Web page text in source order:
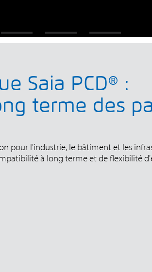
Saia PCD® :
terme des
pour l'industrie, le bâtiment et les
à long terme et de flexibilité